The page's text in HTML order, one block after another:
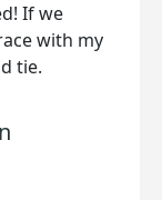
If we
with my
tie.